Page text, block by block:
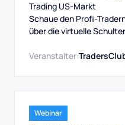
Trading US-Markt
Schaue den Profi-
über die virtuelle Schulter
Veranstalter:
Webinar